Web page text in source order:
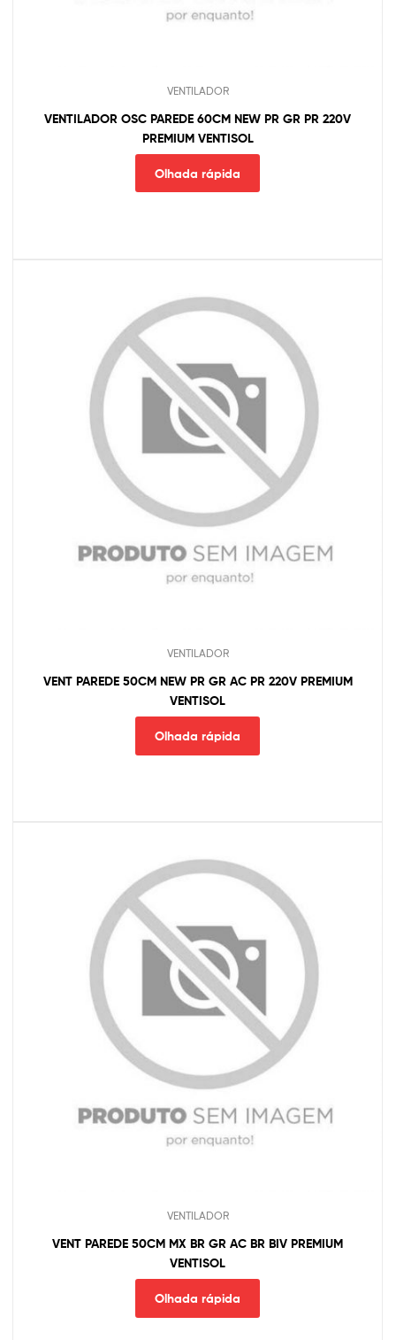
VENTILADOR
VENTILADOR OSC PAREDE 60CM NEW PR GR PR 220V
PREMIUM VENTISOL
Olhada rápida
VENTILADOR
VENT PAREDE 50CM NEW PR GR AC PR 220V PREMIUM
VENTISOL
Olhada rápida
VENTILADOR
VENT PAREDE 50CM MX BR GR AC BR BIV PREMIUM
VENTISOL
Olhada rápida